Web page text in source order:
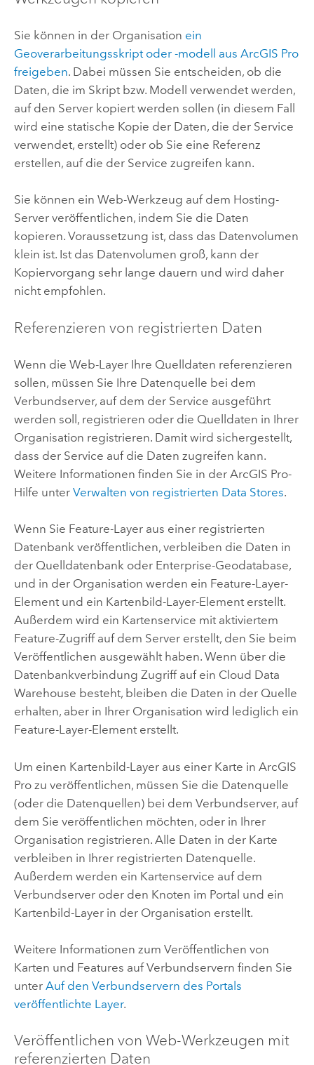
Sie können in der Organisation ein
Geoverarbeitungsskript oder -modell aus ArcGIS Pro
freigeben.Dabei müssen Sie entscheiden, ob die
Daten, die im Skript bzw. Modell verwendet werden,
auf den Server kopiert werden sollen (in diesem Fall
wird eine statische Kopie der Daten, die der Service
verwendet, erstellt) oder ob Sie eine Referenz
erstellen, auf die der Service zugreifen kann.
Sie können ein Web-Werkzeug auf dem Hosting-
Server veröffentlichen, indem Sie die Daten
kopieren. Voraussetzung ist, dass das Datenvolumen
klein ist. Ist das Datenvolumen groß, kann der
Kopiervorgang sehr lange dauern und wird daher
nicht empfohlen.
Referenzieren von registrierten Daten
Wenn die Web-Layer Ihre Quelldaten referenzieren
sollen, müssen Sie Ihre Datenquelle bei dem
Verbundserver, auf dem der Service ausgeführt
werden soll, registrieren oder die Quelldaten in Ihrer
Organisation registrieren. Damit wird sichergestellt,
dass der Service auf die Daten zugreifen kann.
Weitere Informationen finden Sie in der ArcGIS Pro-
Hilfe unter Verwalten von registrierten Data Stores.
Wenn Sie Feature-Layer aus einer registrierten
Datenbank veröffentlichen, verbleiben die Daten in
der Quelldatenbank oder Enterprise-Geodatabase,
und in der Organisation werden ein Feature-Layer-
Element und ein Kartenbild-Layer-Element erstellt.
Außerdem wird ein Kartenservice mit aktiviertem
Feature-Zugriff auf dem Server erstellt, den Sie beim
Veröffentlichen ausgewählt haben.Wenn über die
Datenbankverbindung Zugriff auf ein Cloud Data
Warehouse besteht, bleiben die Daten in der Quelle
erhalten, aber in Ihrer Organisation wird lediglich ein
Feature-Layer-Element erstellt.
Um einen Kartenbild-Layer aus einer Karte in ArcGIS
Prozu veröffentlichen, müssen Sie die Datenquelle
(oder die Datenquellen) bei dem Verbundserver, auf
dem Sie veröffentlichen möchten, oder in Ihrer
Organisation registrieren. Alle Daten in der Karte
verbleiben in Ihrer registrierten Datenquelle.
Außerdem werden ein Kartenservice auf dem
Verbundserver oder den Knoten im Portal und ein
Kartenbild-Layer in der Organisation erstellt.
Weitere Informationen zum Veröffentlichen von
Karten und Features auf Verbundservern finden Sie
unter Auf den Verbundservern des Portals
veröffentlichte Layer.
Veröffentlichen von Web-Werkzeugen mit
referenzierten Daten